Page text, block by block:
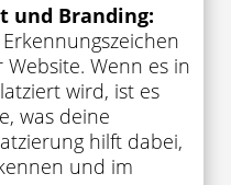
und Branding:
Wenn es in
wird, ist es
was deine
hilft dabei,
und im